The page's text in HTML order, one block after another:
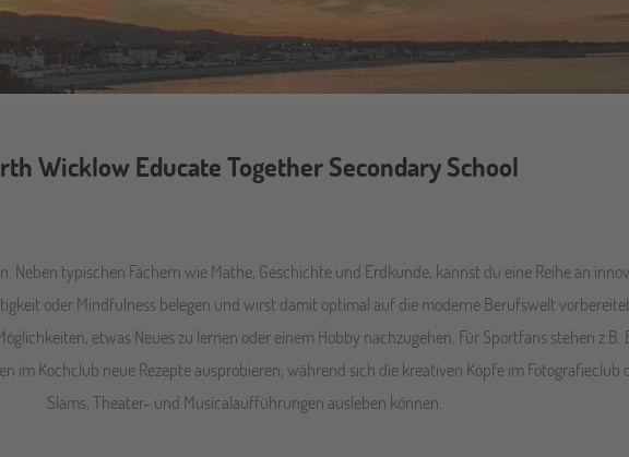
Wicklow Educate Together Secondary School
Neben typischen Fächern wie Mathe, Geschichte und Erdkunde, kannst du eine Reihe an
oder Mindfulness belegen und wirst damit optimal auf die moderne Berufswelt
etwas Neues zu lernen oder einem Hobby nachzugehen. Für Sportfans stehen z.B.
im Kochclub neue Rezepte ausprobieren, während sich die kreativen Köpfe im Fotografieclub
Slams, Theater- und Musicalaufführungen ausleben können.